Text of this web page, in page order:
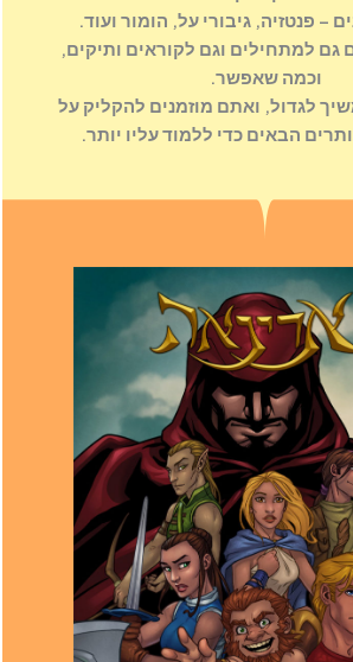
– פנטזיה, גיבורי על, הומור ועוד.
גם למתחילים וגם לקוראים ותיקים,
וכמה שאפשר.
לגדול, ואתם מוזמנים להקליק על
הבאים כדי ללמוד עליו יותר.